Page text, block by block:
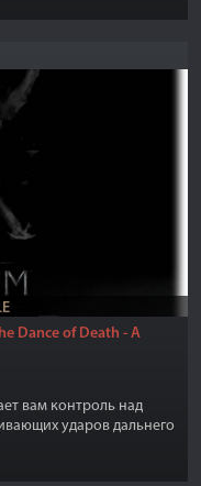
Dance of Death - A
вам контроль над
ударов дальнего